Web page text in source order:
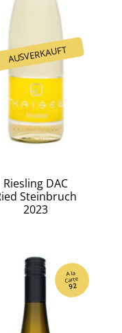
Riesling DAC
Steinbruch
2023
A la
Carte
92